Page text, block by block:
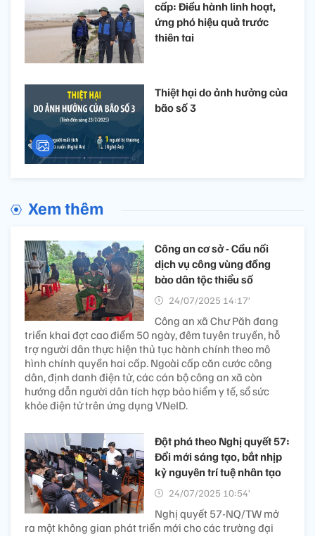
cấp: Điều hành linh hoạt,
ứng phó hiệu quả trước
thiên tai
Thiệt hại do ảnh hưởng của
bão số 3
Xem thêm
Công an cơ sở - Cầu nối
dịch vụ công vùng đồng
bào dân tộc thiểu số
24/07/2025 14:17’
Công an xã Chư Păh đang
triển khai đợt cao điểm 50 ngày, đêm tuyên truyền, hỗ
trợ người dân thực hiện thủ tục hành chính theo mô
hình chính quyền hai cấp. Ngoài cấp căn cước công
dân, định danh điện tử, các cán bộ công an xã còn
hướng dẫn người dân tích hợp bảo hiểm y tế, sổ sức
khỏe điện tử trên ứng dụng VNeID.
Đột phá theo Nghị quyết 57:
Đổi mới sáng tạo, bắt nhịp
kỷ nguyên trí tuệ nhân tạo
24/07/2025 10:54’
Nghị quyết 57-NQ/TW mở
ra một không gian phát triển mới cho các trường đại